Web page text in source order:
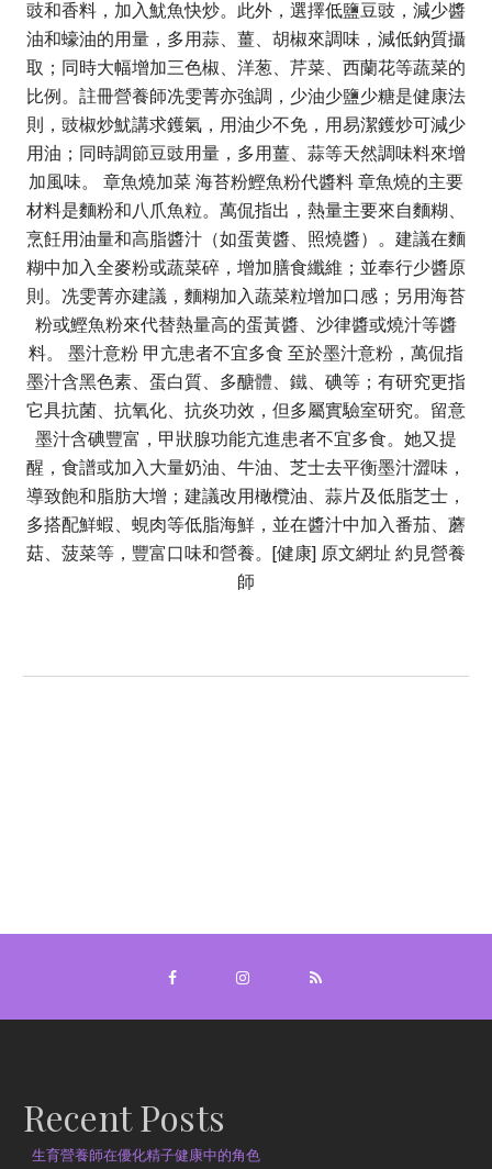
豉和香料，加入魷魚快炒。此外，選擇低鹽豆豉，減少醬
油和蠔油的用量，多用蒜、薑、胡椒來調味，減低鈉質攝
取；同時大幅增加三色椒、洋葱、芹菜、西蘭花等蔬菜的
比例。註冊營養師冼雯菁亦強調，少油少鹽少糖是健康法
則，豉椒炒魷講求鑊氣，用油少不免，用易潔鑊炒可減少
用油；同時調節豆豉用量，多用薑、蒜等天然調味料來增
加風味。 章魚燒加菜 海苔粉鰹魚粉代醬料 章魚燒的主要
材料是麵粉和八爪魚粒。萬侃指出，熱量主要來自麵糊、
烹飪用油量和高脂醬汁（如蛋黄醬、照燒醬）。建議在麵
糊中加入全麥粉或蔬菜碎，增加膳食纖維；並奉行少醬原
則。冼雯菁亦建議，麵糊加入蔬菜粒增加口感；另用海苔
粉或鰹魚粉來代替熱量高的蛋黃醬、沙律醬或燒汁等醬
料。 墨汁意粉 甲亢患者不宜多食 至於墨汁意粉，萬侃指
墨汁含黑色素、蛋白質、多醣體、鐵、碘等；有研究更指
它具抗菌、抗氧化、抗炎功效，但多屬實驗室研究。留意
墨汁含碘豐富，甲狀腺功能亢進患者不宜多食。她又提
醒，食譜或加入大量奶油、牛油、芝士去平衡墨汁澀味，
導致飽和脂肪大增；建議改用橄欖油、蒜片及低脂芝士，
多搭配鮮蝦、蜆肉等低脂海鮮，並在醬汁中加入番茄、蘑
菇、菠菜等，豐富口味和營養。[健康] 原文網址 約見營養
師
Recent Posts
生育營養師在優化精子健康中的角色